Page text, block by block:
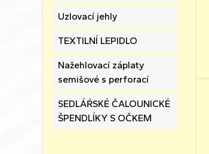
Uzlovací jehly
TEXTILNÍ LEPIDLO
Nažehlovací záplaty
semišové s perforací
SEDLÁŔSKÉ ČALOUNICKÉ
ŠPENDLÍKY S OČKEM